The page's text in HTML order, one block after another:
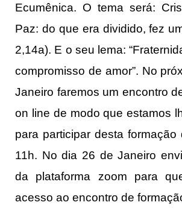
Ecumênica. O tema será:
Paz: do que era dividido, fez
2,14a). E o seu lema:
compromisso de amor”. No
Janeiro faremos um encontro
on line de modo que estamos
para participar desta
11h. No dia 26 de Janeiro
da plataforma zoom para
acesso ao encontro de